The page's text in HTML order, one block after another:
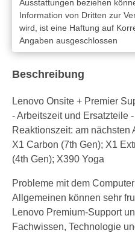
Ausstattungen beziehen
Information von Dritten zur
wird, ist eine Haftung auf
Angaben ausgeschlossen
Beschreibung
Lenovo Onsite + Premier
- Arbeitszeit und Ersatzteile
Reaktionszeit: am nächsten
X1 Carbon (7th Gen); X1
(4th Gen); X390 Yoga
Probleme mit dem
Allgemeinen können sehr
Lenovo Premium-Support
Fachwissen, Technologie